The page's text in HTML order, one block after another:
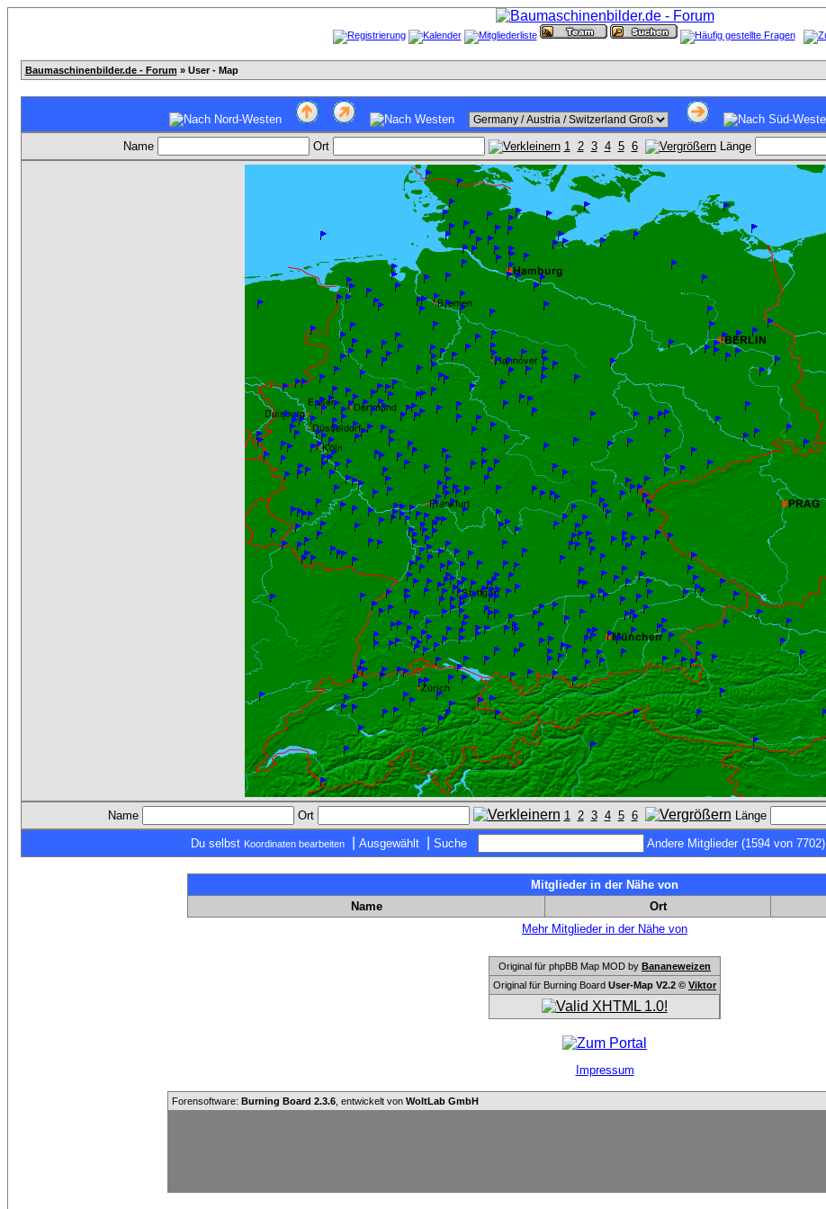
Baumaschinenbilder.de - Forum » User - Map
Name Ort 1 2 3 4 5 6 Länge
Name Ort 1 2 3 4 5 6 Länge
Du selbst Koordinaten bearbeiten Ausgewählt Suche Andere Mitglieder (1594 von 7702)
Mitglieder in der Nähe von
Name
Ort
Mehr Mitglieder in der Nähe von
Original für phpBB Map MOD by Bananeweizen
Original für Burning Board User-Map V2.2 © Viktor
Impressum
Forensoftware: Burning Board 2.3.6 , entwickelt von WoltLab GmbH